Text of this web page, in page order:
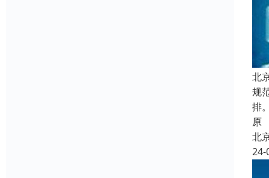
北
规
排
原
北
24-